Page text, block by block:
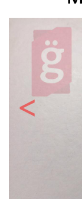
Előző